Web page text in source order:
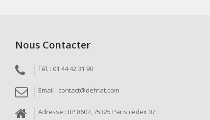
Nous Contacter
Tél. : 01 44 42 31 90
Email : contact@defnat.com
Adresse : BP 8607, 75325 Paris cedex 07